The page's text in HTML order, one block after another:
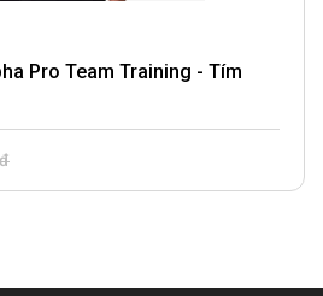
Pro Team Training - Tím